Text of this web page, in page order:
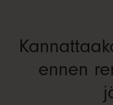
ennen